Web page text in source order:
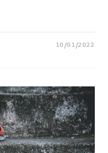
10/01/2022